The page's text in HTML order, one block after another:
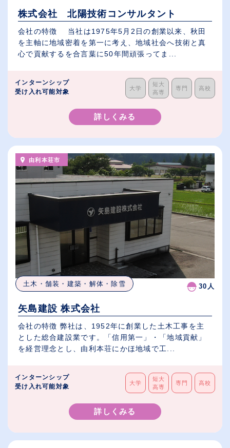
株式会社 北陽技術コンサルタント
会社の特徴 当社は1975年5月2日の創業以来、秋田
を主軸に地域密着を第一に考え、地域社会へ技術と真
心で貢献するを合言葉に50年間頑張ってま...
インターンシップ
受け入れ可能対象
大学
短大
高専
専門 高校
詳しくみる
由利本荘市
土木・舗装・建築・解体・除雪 30人
矢島建設 株式会社
会社の特徴 弊社は、1952年に創業した土木工事を主
とした総合建設業です。「信用第一」・「地域貢献」
を経営理念とし、由利本荘にかほ地域で工...
インターンシップ
受け入れ可能対象
大学
短大
高専
専門 高校
詳しくみる